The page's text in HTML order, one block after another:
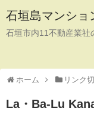
石垣島マンショ
石垣市内11不動産業社
ホーム リンク
La・Ba-Lu